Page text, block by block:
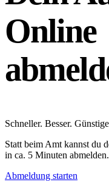
Online
Schneller. Besser.
Statt beim Amt kannst du
in ca. 5 Minuten abmelden.
Abmeldung starten